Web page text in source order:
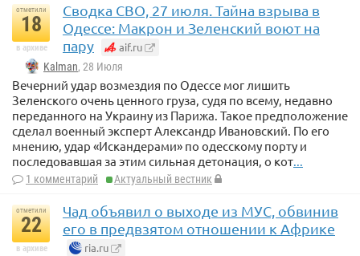
отметили
18
в архиве
Сводка СВО, 27 июля. Тайна взрыва в
Одессе: Макрон и Зеленский воют на
пару
aif.ru
Kalman, 28 Июля
Вечерний удар возмездия по Одессе мог лишить
Зеленского очень ценного груза, судя по всему, недавно
переданного на Украину из Парижа. Такое предположение
сделал военный эксперт Александр Ивановский. По его
мнению, удар «Искандерами» по одесскому порту и
последовавшая за этим сильная детонация, о кот...
1 комментарий Актуальный вестник
отметили
22
в архиве
Чад объявил о выходе из МУС, обвинив
его в предвзятом отношении к Африке
ria.ru